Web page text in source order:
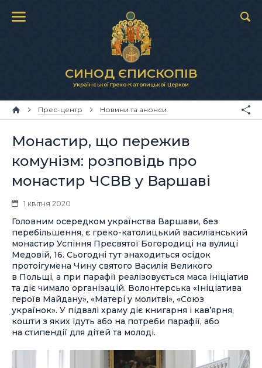
СИНОД ЄПИСКОПІВ
Української Греко-Католицької Церкви
Прес-центр Новини та анонси
Монастир, що пережив
комунізм: розповідь про
монастир ЧСВВ у Варшаві
1 квітня 2020
Головним осередком українства Варшави, без
перебільшення, є греко-католицький василіанський
монастир Успіння Пресвятої Богородиці на вулиці
Медовій, 16. Сьогодні тут знаходиться осідок
протоігумена Чину святого Василія Великого
в Польщі, а при парафії реалізовується маса ініціатив
та діє чимало організацій. Волонтерська «Ініціатива
героїв Майдану», «Матері у молитві», «Союз
українок». У підвалі храму діє книгарня і кав’ярня,
кошти з яких ідуть або на потреби парафії, або
на стипендії для дітей та молоді.